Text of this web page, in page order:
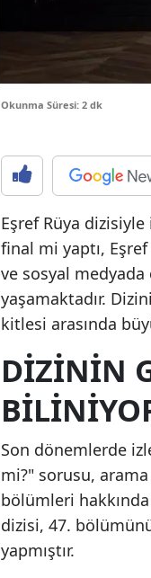
Okunma Süresi: 2 dk
Eşref Rüya
final mi yaptı,
ve sosyal
yaşamaktadır.
kitlesi arasında
DIZININ
Son dönemlerde
mi?" sorusu,
bölümleri
dizisi, 47.
yapmıştır.